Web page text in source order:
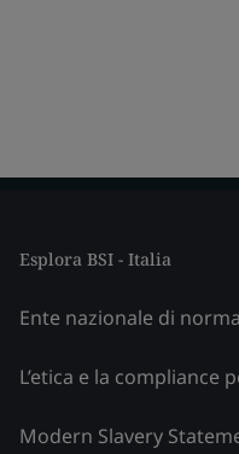
Esplora BSI - Italia
Ente nazionale di
L’etica e la compliance
Modern Slavery